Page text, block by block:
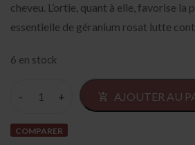
cheveu. L’ortie, quant à elle, favorise la
essentielle de géranium rosat lutte
6 en stock
AJOUTER AU
COMPARER